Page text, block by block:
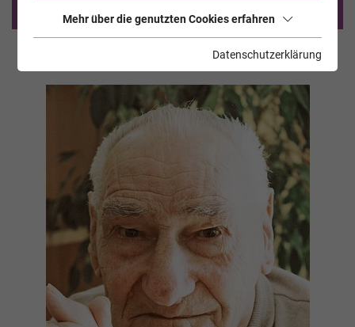
Mehr über die genutzten Cookies erfahren
Datenschutzerklärung